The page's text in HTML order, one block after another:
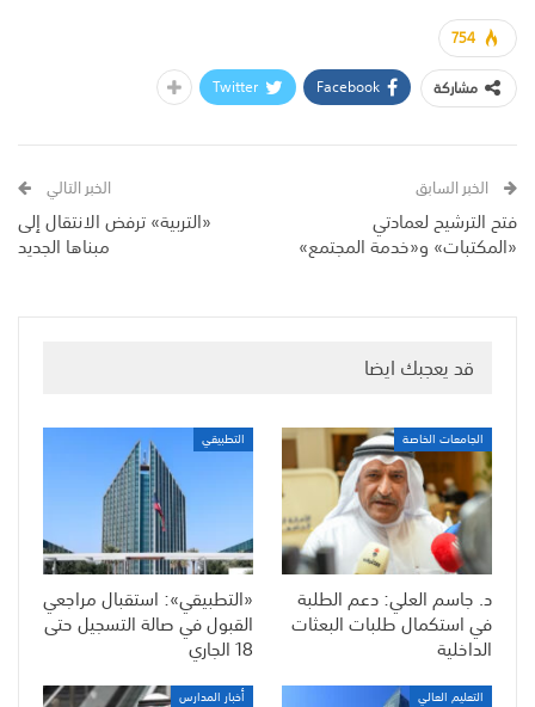
754
مشاركة
Facebook
Twitter
الخبر السابق
فتح الترشيح لعمادتي
«المكتبات» و«خدمة المجتمع»
الخبر التالي
«التربية» ترفض الانتقال إلى
مبناها الجديد
قد يعجبك ايضا
الجامعات الخاصة
د. جاسم العلي: دعم الطلبة
في استكمال طلبات البعثات
الداخلية
التطبيقي
«التطبيقي»: استقبال مراجعي
القبول في صالة التسجيل حتى
18 الجاري
التعليم العالي أخبار المدارس